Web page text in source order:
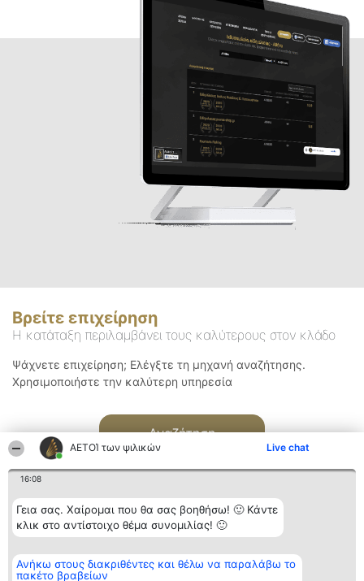
ΑΕΤΟΊ των ψιλικών Live chat
16:08
Γεια σας. Χαίρομαι που θα σας βοηθήσω! 🙂 Κάντε
κλικ στο αντίστοιχο θέμα συνομιλίας! 🙂
Ανήκω στους διακριθέντες και θέλω να παραλάβω το
πακέτο βραβείων
Βρείτε επιχείρηση
Η κατάταξη περιλαμβάνει τους καλύτερους στον κλάδο
Ψάχνετε επιχείρηση; Ελέγξτε τη μηχανή αναζήτησης.
Χρησιμοποιήστε την καλύτερη υπηρεσία
Αναζήτηση
Διοργανωτής της
κατάταξης
BEAUTIFUL COMPANY
Κατάταξη
Διακριθέντες
Επικοινωνία
Επικοινωνία